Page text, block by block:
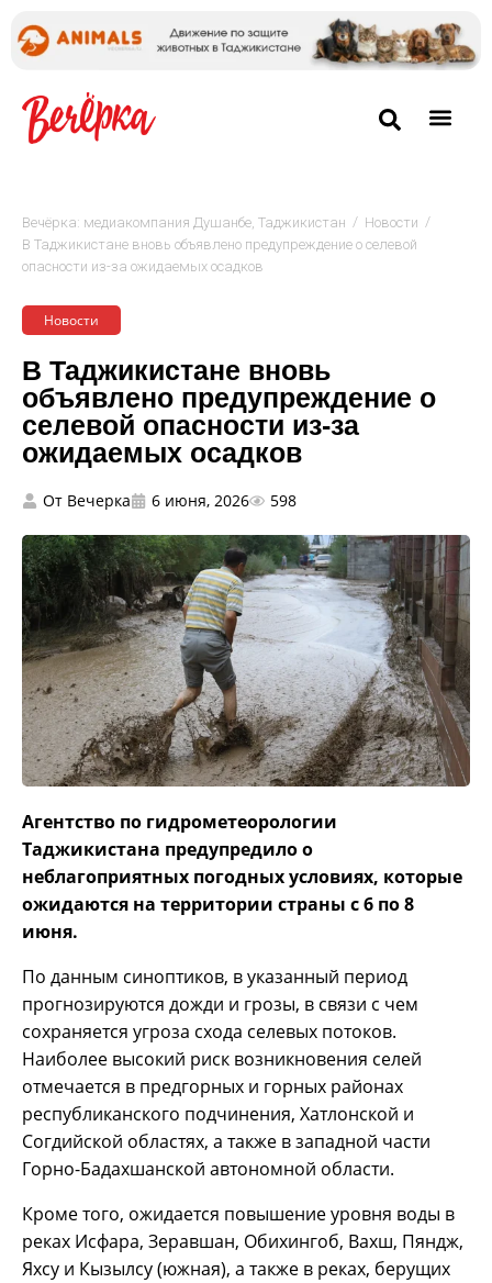
Вечёрка: медиакомпания Душанбе, Таджикистан / Новости /
В Таджикистане вновь объявлено предупреждение о селевой
опасности из-за ожидаемых осадков
Новости
В Таджикистане вновь
объявлено предупреждение о
селевой опасности из-за
ожидаемых осадков
От Вечерка 6 июня, 2026 598
Агентство по гидрометеорологии
Таджикистана предупредило о
неблагоприятных погодных условиях, которые
ожидаются на территории страны с 6 по 8
июня.
По данным синоптиков, в указанный период
прогнозируются дожди и грозы, в связи с чем
сохраняется угроза схода селевых потоков.
Наиболее высокий риск возникновения селей
отмечается в предгорных и горных районах
республиканского подчинения, Хатлонской и
Согдийской областях, а также в западной части
Горно-Бадахшанской автономной области.
Кроме того, ожидается повышение уровня воды в
реках Исфара, Зеравшан, Обихингоб, Вахш, Пяндж,
Яхсу и Кызылсу (южная), а также в реках, берущих